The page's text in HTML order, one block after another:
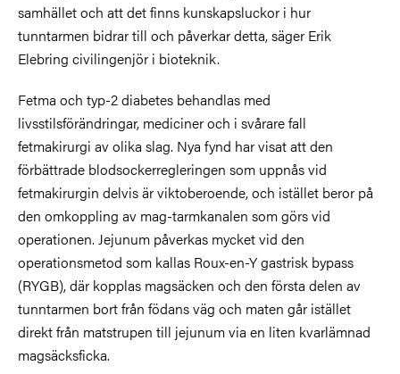
samhället och att det finns kunskapsluckor i hur
tunntarmen bidrar till och påverkar detta, säger Erik
Elebring civilingenjör i bioteknik.
Fetma och typ-2 diabetes behandlas med
livsstilsförändringar, mediciner och i svårare fall
fetmakirurgi av olika slag. Nya fynd har visat att den
förbättrade blodsockerregleringen som uppnås vid
fetmakirurgin delvis är viktoberoende, och istället beror på
den omkoppling av mag-tarmkanalen som görs vid
operationen. Jejunum påverkas mycket vid den
operationsmetod som kallas Roux-en-Y gastrisk bypass
(RYGB), där kopplas magsäcken och den första delen av
tunntarmen bort från födans väg och maten går istället
direkt från matstrupen till jejunum via en liten kvarlämnad
magsäcksficka.